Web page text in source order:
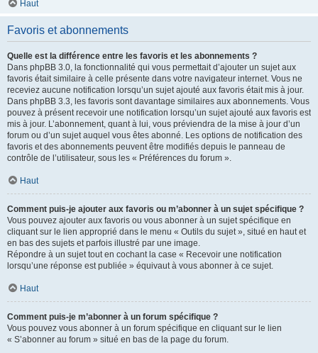
Haut
Favoris et abonnements
Quelle est la différence entre les favoris et les abonnements ?
Dans phpBB 3.0, la fonctionnalité qui vous permettait d’ajouter un sujet aux
favoris était similaire à celle présente dans votre navigateur internet. Vous ne
receviez aucune notification lorsqu’un sujet ajouté aux favoris était mis à jour.
Dans phpBB 3.3, les favoris sont davantage similaires aux abonnements. Vous
pouvez à présent recevoir une notification lorsqu’un sujet ajouté aux favoris est
mis à jour. L’abonnement, quant à lui, vous préviendra de la mise à jour d’un
forum ou d’un sujet auquel vous êtes abonné. Les options de notification des
favoris et des abonnements peuvent être modifiés depuis le panneau de
contrôle de l’utilisateur, sous les « Préférences du forum ».
Haut
Comment puis-je ajouter aux favoris ou m’abonner à un sujet spécifique ?
Vous pouvez ajouter aux favoris ou vous abonner à un sujet spécifique en
cliquant sur le lien approprié dans le menu « Outils du sujet », situé en haut et
en bas des sujets et parfois illustré par une image.
Répondre à un sujet tout en cochant la case « Recevoir une notification
lorsqu’une réponse est publiée » équivaut à vous abonner à ce sujet.
Haut
Comment puis-je m’abonner à un forum spécifique ?
Vous pouvez vous abonner à un forum spécifique en cliquant sur le lien
« S’abonner au forum » situé en bas de la page du forum.